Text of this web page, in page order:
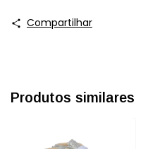
Compartilhar
Produtos similares